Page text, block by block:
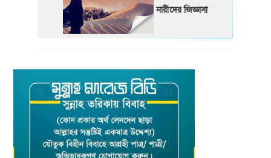
নারীদের জিজ্ঞাসা